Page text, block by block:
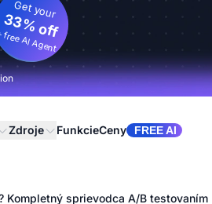
Get your
33% off
AI Agent
Zdroje FunkcieCeny FREE AI
Kompletný sprievodca A/B testovaním